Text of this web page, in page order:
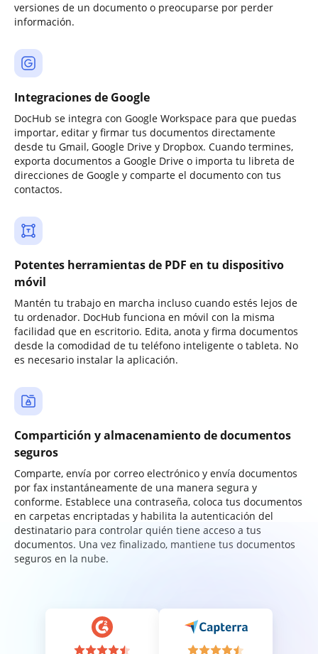
versiones de un documento o preocuparse por perder
información.
Integraciones de Google
DocHub se integra con Google Workspace para que puedas
importar, editar y firmar tus documentos directamente
desde tu Gmail, Google Drive y Dropbox. Cuando termines,
exporta documentos a Google Drive o importa tu libreta de
direcciones de Google y comparte el documento con tus
contactos.
Potentes herramientas de PDF en tu dispositivo
móvil
Mantén tu trabajo en marcha incluso cuando estés lejos de
tu ordenador. DocHub funciona en móvil con la misma
facilidad que en escritorio. Edita, anota y firma documentos
desde la comodidad de tu teléfono inteligente o tableta. No
es necesario instalar la aplicación.
Compartición y almacenamiento de documentos
seguros
Comparte, envía por correo electrónico y envía documentos
por fax instantáneamente de una manera segura y
conforme. Establece una contraseña, coloca tus documentos
en carpetas encriptadas y habilita la autenticación del
destinatario para controlar quién tiene acceso a tus
documentos. Una vez finalizado, mantiene tus documentos
seguros en la nube.